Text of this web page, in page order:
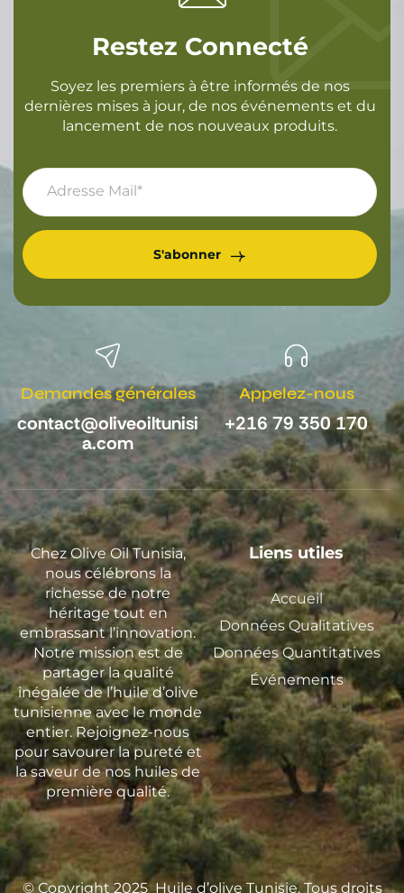
Restez Connecté
Soyez les premiers à être informés de nos
dernières mises à jour, de nos événements et du
lancement de nos nouveaux produits.
S'abonner
Demandes générales
contact@oliveoiltunisi
a.com
Appelez-nous
+216 79 350 170
Liens utiles
Accueil
Données Qualitatives
Données Quantitatives
Événements
Chez Olive Oil Tunisia,
nous célébrons la
richesse de notre
héritage tout en
embrassant l’innovation.
Notre mission est de
partager la qualité
inégalée de l’huile d’olive
tunisienne avec le monde
entier. Rejoignez-nous
pour savourer la pureté et
la saveur de nos huiles de
première qualité.
© Copyright 2025Huile d’olive Tunisie. Tous droits